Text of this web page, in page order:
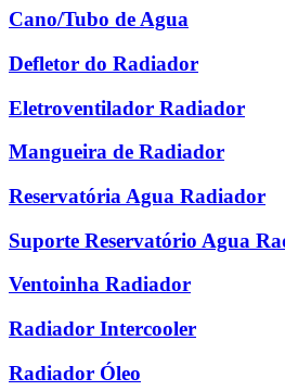
Cano/Tubo de Agua
Defletor do Radiador
Eletroventilador Radiador
Mangueira de Radiador
Reservatória Agua Radiador
Suporte Reservatório Agua
Ventoinha Radiador
Radiador Intercooler
Radiador Óleo